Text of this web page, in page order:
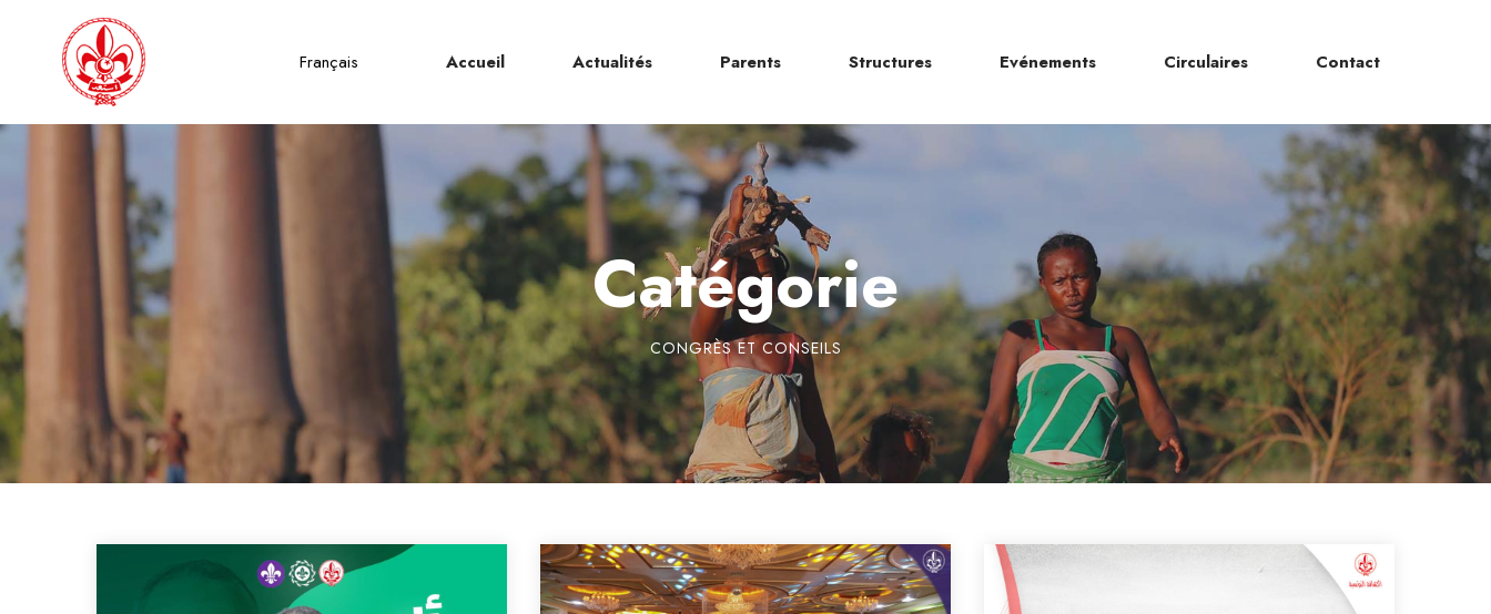
Français Accueil Actualités Parents Structures Evénements Circulaires Contact
Catégorie
CONGRÈS ET CONSEILS